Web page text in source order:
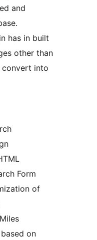
and
has in built
other than
convert into
Form
of
on